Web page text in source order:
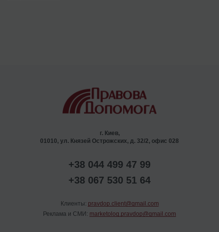
г. Киев,
01010, ул. Князей Острожских, д. 32/2, офис 028
+38 044 499 47 99
+38 067 530 51 64
Клиенты: pravdop.client@gmail.com
Реклама и СМИ: marketolog.pravdop@gmail.com